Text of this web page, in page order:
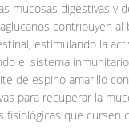
mucosas digestivas y
contribuyen
estimulando la
el sistema
de espino amarillo
para recuperar la
fisiológicas que cursen